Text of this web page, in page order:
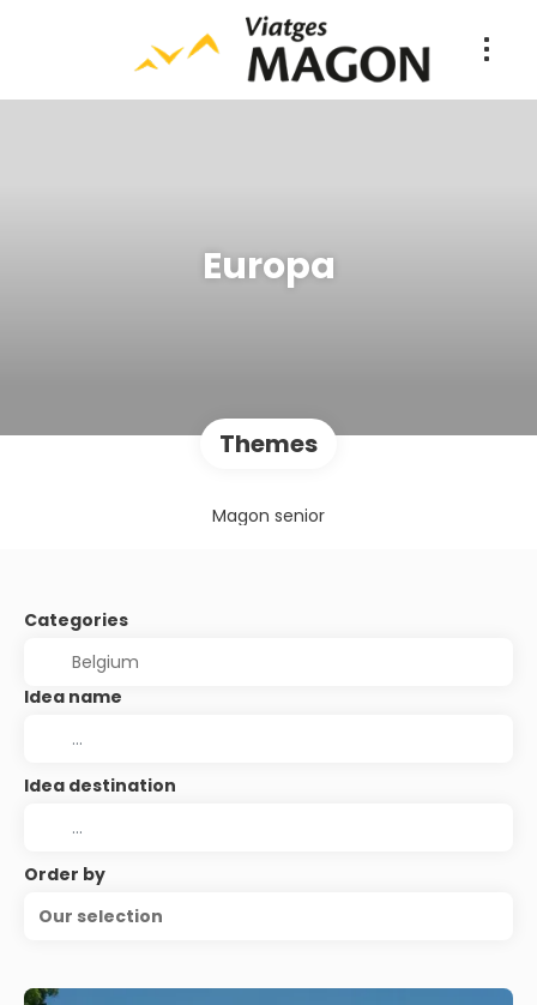
Europa
Themes
Magon senior
Categories
Idea name
Idea destination
Order by
Our selection